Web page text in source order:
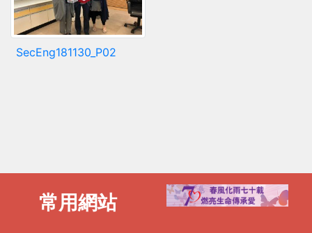
SecEng181130_P02
常用網站